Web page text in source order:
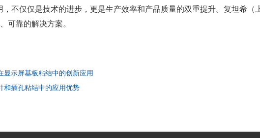
不仅仅是技术的进步，更是生产效率和产品质量的双重提升。复坦希（
可靠的解决方案。
显示屏基板粘结中的创新应用
和插孔粘结中的应用优势